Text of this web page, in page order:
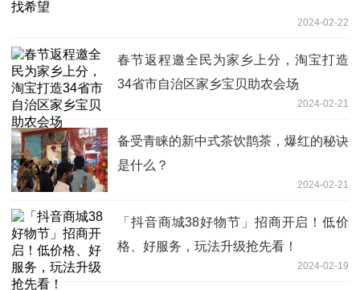
2024-02-22
春节返程邀全民为家乡上分，淘宝打造
34省市自治区家乡宝贝助农会场
2024-02-21
备受青睐的新中式茶饮鹊茶，爆红的秘诀
是什么？
2024-02-21
「抖音商城38好物节」招商开启！低价
格、好服务，玩法升级抢先看！
2024-02-19